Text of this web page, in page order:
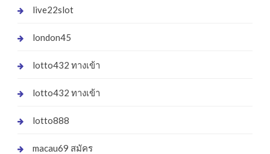
live22slot
london45
lotto432 ทางเข้า
lotto432 ทางเข้า
lotto888
macau69 สมัคร